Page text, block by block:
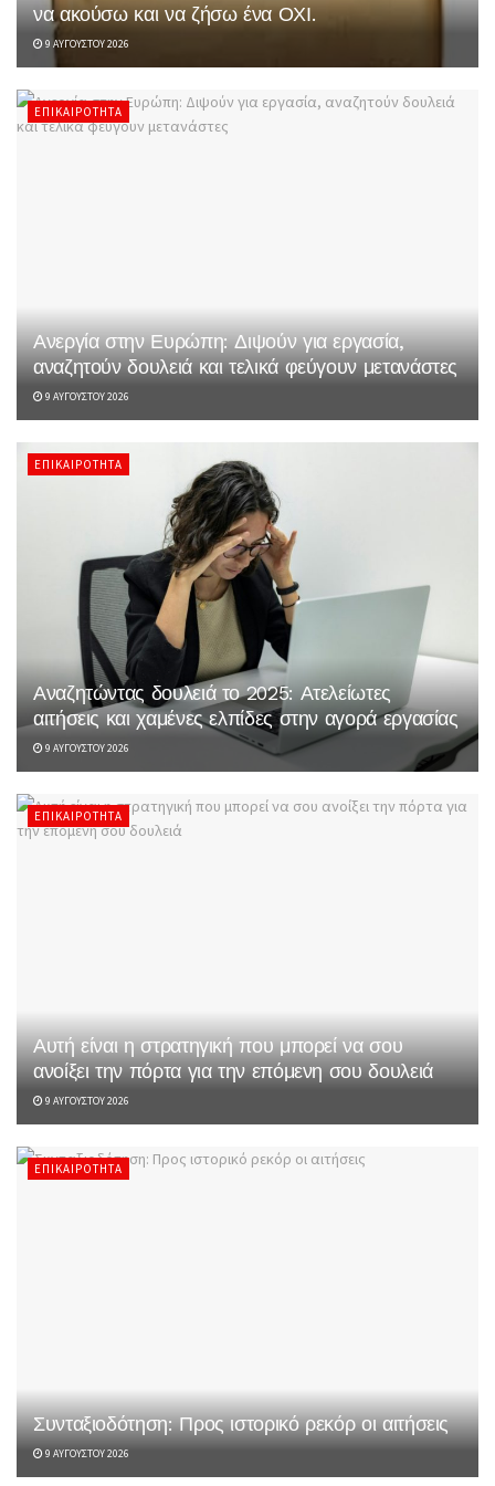
να ακούσω και να ζήσω ένα ΟΧΙ.
9 ΑΥΓΟΎΣΤΟΥ 2026
ΕΠΙΚΑΙΡΌΤΗΤΑ
Ανεργία στην Ευρώπη: Διψούν για εργασία,
αναζητούν δουλειά και τελικά φεύγουν μετανάστες
9 ΑΥΓΟΎΣΤΟΥ 2026
ΕΠΙΚΑΙΡΌΤΗΤΑ
Αναζητώντας δουλειά το 2025: Ατελείωτες
αιτήσεις και χαμένες ελπίδες στην αγορά εργασίας
9 ΑΥΓΟΎΣΤΟΥ 2026
ΕΠΙΚΑΙΡΌΤΗΤΑ
Αυτή είναι η στρατηγική που μπορεί να σου
ανοίξει την πόρτα για την επόμενη σου δουλειά
9 ΑΥΓΟΎΣΤΟΥ 2026
ΕΠΙΚΑΙΡΌΤΗΤΑ
Συνταξιοδότηση: Προς ιστορικό ρεκόρ οι αιτήσεις
9 ΑΥΓΟΎΣΤΟΥ 2026